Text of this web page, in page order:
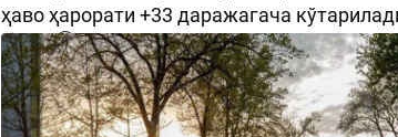
ҳаво ҳарорати +33 даражагача
2481 0